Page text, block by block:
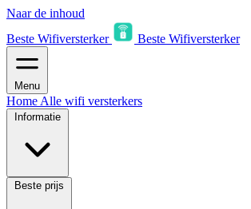
Naar de inhoud
Beste Wifiversterker
Beste Wifiversterker
Menu
Home Alle wifi versterkers
Informatie
Beste prijs